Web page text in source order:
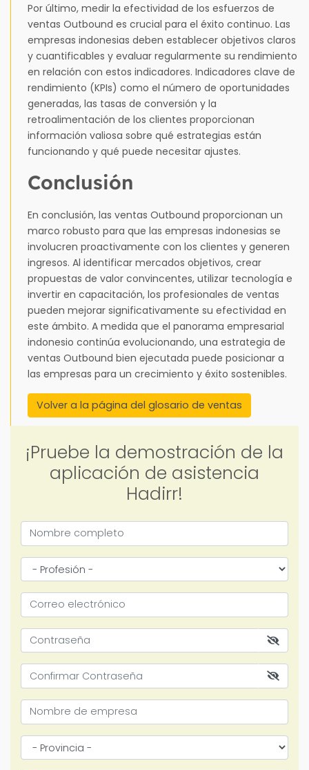
Por último, medir la efectividad de los esfuerzos de
ventas Outbound es crucial para el éxito continuo. Las
empresas indonesias deben establecer objetivos claros
y cuantificables y evaluar regularmente su rendimiento
en relación con estos indicadores. Indicadores clave de
rendimiento (KPIs) como el número de oportunidades
generadas, las tasas de conversión y la
retroalimentación de los clientes proporcionan
información valiosa sobre qué estrategias están
funcionando y qué puede necesitar ajustes.
Conclusión
En conclusión, las ventas Outbound proporcionan un
marco robusto para que las empresas indonesias se
involucren proactivamente con los clientes y generen
ingresos. Al identificar mercados objetivos, crear
propuestas de valor convincentes, utilizar tecnología e
invertir en capacitación, los profesionales de ventas
pueden mejorar significativamente su efectividad en
este ámbito. A medida que el panorama empresarial
indonesio continúa evolucionando, una estrategia de
ventas Outbound bien ejecutada puede posicionar a
las empresas para un crecimiento y éxito sostenibles.
Volver a la página del glosario de ventas